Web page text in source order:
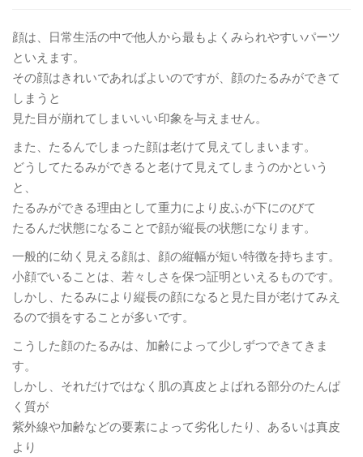
顔は、日常生活の中で他人から最もよくみられやすいパーツ
といえます。
その顔はきれいであればよいのですが、顔のたるみができて
しまうと
見た目が崩れてしまいいい印象を与えません。
また、たるんでしまった顔は老けて見えてしまいます。
どうしてたるみができると老けて見えてしまうのかという
と、
たるみができる理由として重力により皮ふが下にのびて
たるんだ状態になることで顔が縦長の状態になります。
一般的に幼く見える顔は、顔の縦幅が短い特徴を持ちます。
小顔でいることは、若々しさを保つ証明といえるものです。
しかし、たるみにより縦長の顔になると見た目が老けてみえ
るので損をすることが多いです。
こうした顔のたるみは、加齢によって少しずつできてきま
す。
しかし、それだけではなく肌の真皮とよばれる部分のたんぱ
く質が
紫外線や加齢などの要素によって劣化したり、あるいは真皮
より